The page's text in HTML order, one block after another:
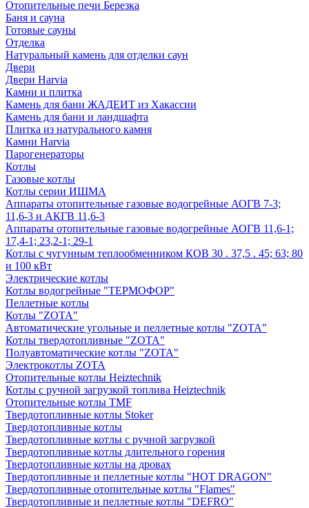
Отопительные печи Березка
Баня и сауна
Готовые сауны
Отделка
Натуральный камень для отделки саун
Двери
Двери Harvia
Камни и плитка
Камень для бани ЖАДЕИТ из Хакассии
Камень для бани и ландшафта
Плитка из натурального камня
Камни Harvia
Парогенераторы
Котлы
Газовые котлы
Котлы серии ИШМА
Аппараты отопительные газовые водогрейные АОГВ 7-3;
11,6-3 и АКГВ 11,6-3
Аппараты отопительные газовые водогрейные АОГВ 11,6-1;
17,4-1; 23,2-1; 29-1
Котлы с чугунным теплообменником КОВ 30 . 37,5 . 45; 63; 80
и 100 кВт
Электрические котлы
Котлы водогрейные "ТЕРМОФОР"
Пеллетные котлы
Котлы "ZOTA"
Автоматические угольные и пеллетные котлы "ZOTA"
Котлы твердотопливные "ZOTA"
Полуавтоматические котлы "ZOTA"
Электрокотлы ZOTA
Отопительные котлы Heiztechnik
Котлы с ручной загрузкой топлива Heiztechnik
Отопительные котлы TMF
Твердотопливные котлы Stoker
Твердотопливные котлы
Твердотопливные котлы с ручной загрузкой
Твердотопливные котлы длительного горения
Твердотопливные котлы на дровах
Твердотопливные и пеллетные котлы "HOT DRAGON"
Твердотопливные отопительные котлы "Flames"
Твердотопливные и пеллетные котлы "DEFRO"